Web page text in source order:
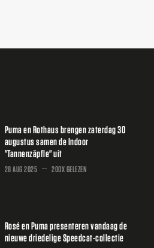
Puma en Rothaus brengen zaterdag 30
augustus samen de Indoor
"Tannenzäpfle" uit
28 AUG 2025 200X GELEZEN
Rosé en Puma presenteren vandaag de
nieuwe driedelige Speedcat-collectie